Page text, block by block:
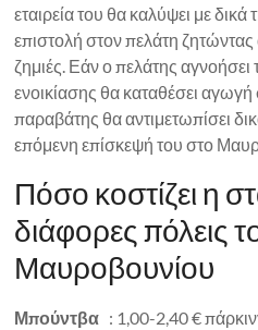
εταιρεία του θα καλύψει με δικά
επιστολή στον πελάτη
ζημιές. Εάν ο πελάτης αγνοήσει
ενοικίασης θα καταθέσει αγωγή
παραβάτης θα αντιμετωπίσει
επόμενη επίσκεψή του στο
Πόσο κοστίζει η
διάφορες πόλεις
Μαυροβουνίου
Μπούντβα : 1,00-2,40 €